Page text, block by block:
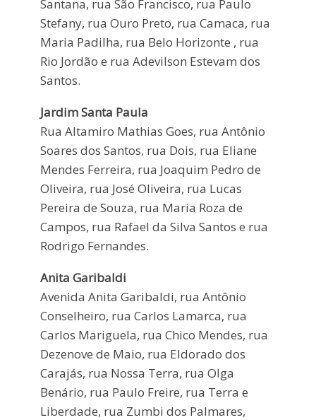
Santana, rua São Francisco, rua Paulo
Stefany, rua Ouro Preto, rua Camaca, rua
Maria Padilha, rua Belo Horizonte , rua
Rio Jordão e rua Adevilson Estevam dos
Santos.
Jardim Santa Paula
Rua Altamiro Mathias Goes, rua Antônio
Soares dos Santos, rua Dois, rua Eliane
Mendes Ferreira, rua Joaquim Pedro de
Oliveira, rua José Oliveira, rua Lucas
Pereira de Souza, rua Maria Roza de
Campos, rua Rafael da Silva Santos e rua
Rodrigo Fernandes.
Anita Garibaldi
Avenida Anita Garibaldi, rua Antônio
Conselheiro, rua Carlos Lamarca, rua
Carlos Mariguela, rua Chico Mendes, rua
Dezenove de Maio, rua Eldorado dos
Carajás, rua Nossa Terra, rua Olga
Benário, rua Paulo Freire, rua Terra e
Liberdade, rua Zumbi dos Palmares,